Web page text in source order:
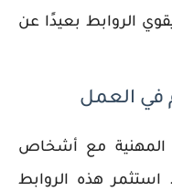
الروابط بعيدًا عن
في العمل
المهنية مع أشخاص
هذه الروابط